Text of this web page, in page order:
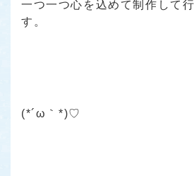
一つ一つ心を込めて制作して
す。
(*´ω｀*)♡